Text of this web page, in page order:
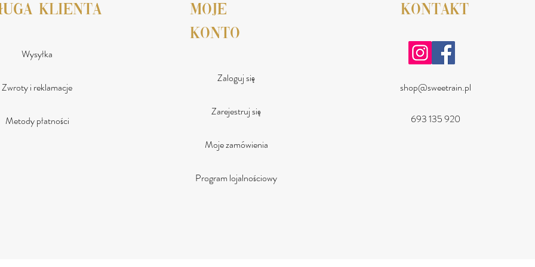
klienta
Wysyłka
Zwroty i reklamacje
Metody płatności
moje
konto
Zaloguj się
Zarejestruj się
Moje zamówienia
Program lojalnościowy
KONTAKT
shop@sweetrain.pl
693 135 920